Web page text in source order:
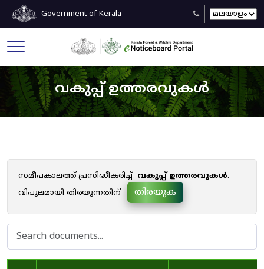
Government of Kerala
വകുപ്പ് ഉത്തരവുകൾ
സമീപകാലത്ത് പ്രസിദ്ധീകരിച്ച് വകുപ്പ് ഉത്തരവുകൾ.
വിപുലമായി തിരയുന്നതിന്
തിരയുക